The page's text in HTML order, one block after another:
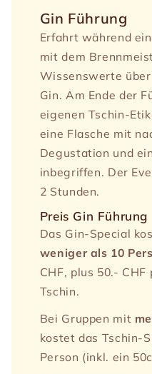
Gin Führung
Erfahrt während
mit dem
Wissenswerte
Gin. Am Ende der
eigenen Tschin-
eine Flasche mit
Degustation und
inbegriffen. Der
2 Stunden.
Preis Gin Führung
Das Gin-Special
weniger als 10
CHF, plus 50.-
Tschin.
Bei Gruppen mit
kostet das Tschin-
Person (inkl. ein